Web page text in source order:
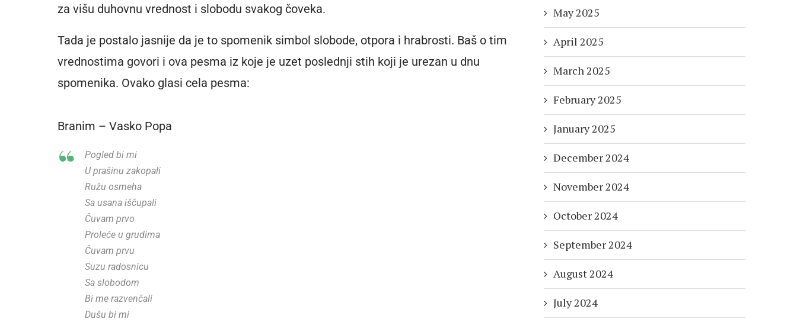
za višu duhovnu vrednost i slobodu svakog čoveka.
Tada je postalo jasnije da je to spomenik simbol slobode, otpora i hrabrosti. Baš o tim
vrednostima govori i ova pesma iz koje je uzet poslednji stih koji je urezan u dnu
spomenika. Ovako glasi cela pesma:
Branim – Vasko Popa
Pogled bi mi
U prašinu zakopali
Ružu osmeha
Sa usana iščupali
Čuvam prvo
Proleće u grudima
Čuvam prvu
Suzu radosnicu
Sa slobodom
Bi me razvenčali
Dušu bi mi
May 2025
April 2025
March 2025
February 2025
January 2025
December 2024
November 2024
October 2024
September 2024
August 2024
July 2024